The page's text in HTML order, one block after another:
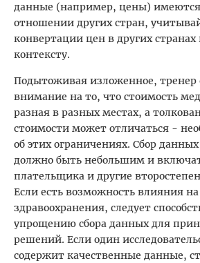
данные (например, цены) имеются
отношении других стран,
конвертации цен в других странах
контексту.
Подытоживая изложенное, тренер
внимание на то, что стоимость
разная в разных местах, а
стоимости может отличаться -
об этих ограничениях. Сбор
должно быть небольшим и
плательщика и другие
Если есть возможность влияния
здравоохранения, следует
упрощению сбора данных для
решений. Если один
содержит качественные данные,